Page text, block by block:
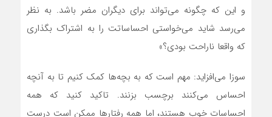
و این که چگونه می‌تواند برای دیگران مضر باشد. به نظر
می‌رسد شاید می‌خواستی احساساتت را به اشتراک بگذاری
که واقعا ناراحت بودی؟»
سوزا می‌افزاید: مهم است که به بچه‌ها کمک کنیم تا به آنچه
احساس می‌کنند برچسب بزنند. تاکید کنید که همه
احساسات خوب هستند، اما همه رفتار‌ها ممکن است درست